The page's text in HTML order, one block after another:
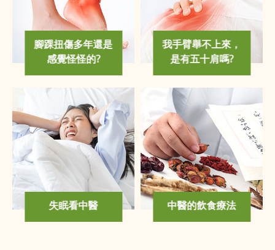
腳踝扭傷多年還是
感覺怪怪的?
我手臂舉不上來，
是有五十肩嗎?
失眠看中醫 中醫的飲食療法